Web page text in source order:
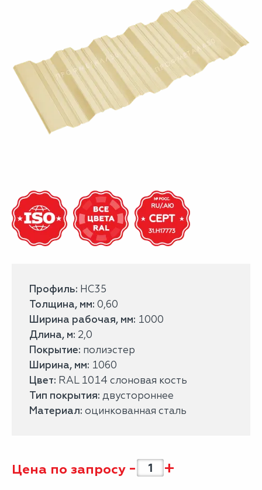
Профиль: НС35
Толщина, мм: 0,60
Ширина рабочая, мм: 1000
Длина, м: 2,0
Покрытие: полиэстер
Ширина, мм: 1060
Цвет: RAL 1014 слоновая кость
Тип покрытия: двустороннее
Материал: оцинкованная сталь
Цена по запросу - +